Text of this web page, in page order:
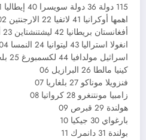
115 دولة 36 دولة سويسرا 40 إيطاليا 21 أندورا 01
اهمها أوكرانيا 41 لاتفيا 22 الارجنتين 02
أفغانستان بريطانيا 42 ليشتنشتاين 23 أرمينيا 03
انغولا استراليا 43 ليتوانيا 24 النمسا 04
اسراثيل مولدافيا 44 لكسمبورغ 25 بلجيكا 05
كينيا مالطا 26 البرازيل 06
فنزويلا موناكو 27 بلغاريا 07
زامبيا مونتنغرو 28 كرواتيا 08
هولندة 29 قبرص 09
بارغواي 30 جيكيا 10
بولندة 31 دانمرك 11